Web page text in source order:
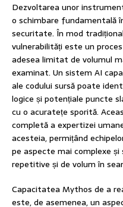
Dezvoltarea unor
o schimbare fundamentală
securitate. În mod
vulnerabilități este un
adesea limitat de volumul
examinat. Un sistem AI
ale codului sursă poate
logice și potențiale puncte
cu o acuratețe sporită.
completă a expertizei
acesteia, permițând
pe aspecte mai complexe
repetitive și de volum în
Capacitatea Mythos de a
este, de asemenea, un